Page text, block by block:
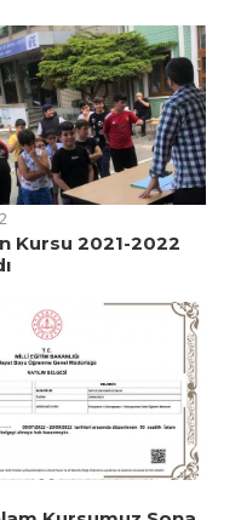
Kursu 2021-2022